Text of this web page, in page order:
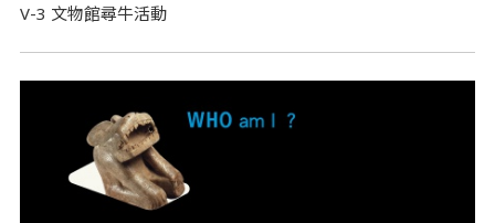
V-3 文物館尋牛活動